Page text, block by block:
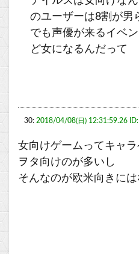
のユーザーは8割が男
でも声優が来るイベ
ど女になるんだって
30: 2018/04/08(日) 12:31:59.26
女向けゲームってキャ
ヲタ向けのが多いし
そんなのが欧米向きに